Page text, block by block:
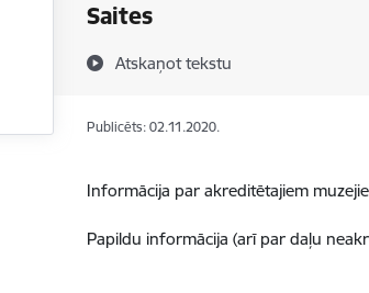
Saites
Atskaņot tekstu
Publicēts: 02.11.2020.
Informācija par akreditētajiem
Papildu informācija (arī par daļu